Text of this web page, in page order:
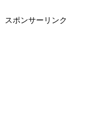
スポンサーリンク